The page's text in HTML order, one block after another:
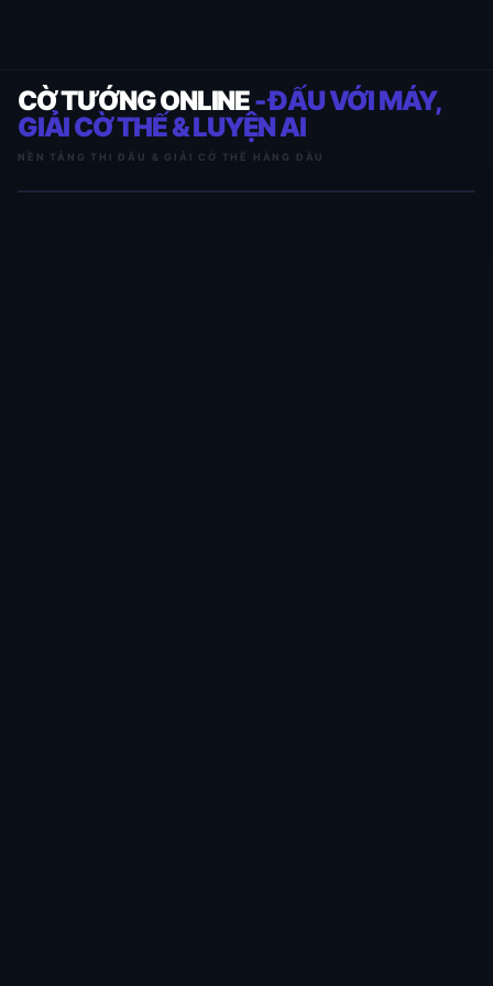
CỜ TƯỚNG ONLINE- ĐẤU VỚI MÁY,
GIẢI CỜ THẾ & LUYỆN AI
NỀN TẢNG THI ĐẤU & GIẢI CỜ THẾ HÀNG ĐẦU